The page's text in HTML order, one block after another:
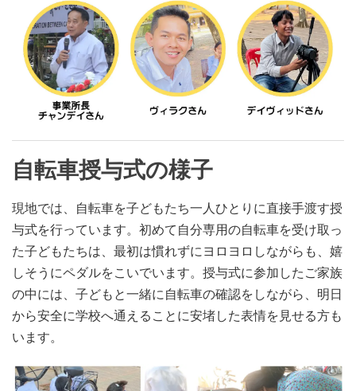
自転車授与式の様子
現地では、自転車を子どもたち一人ひとりに直接手渡す授
与式を行っています。初めて自分専用の自転車を受け取っ
た子どもたちは、最初は慣れずにヨロヨロしながらも、嬉
しそうにペダルをこいでいます。授与式に参加したご家族
の中には、子どもと一緒に自転車の確認をしながら、明日
から安全に学校へ通えることに安堵した表情を見せる方も
います。